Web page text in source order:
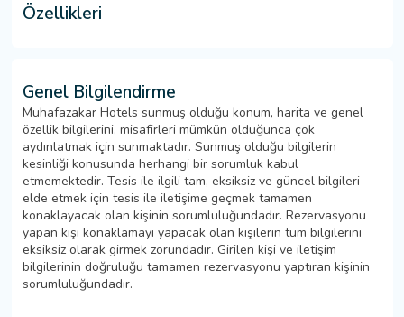
Özellikleri
Genel Bilgilendirme
Muhafazakar Hotels sunmuş olduğu konum, harita ve genel
özellik bilgilerini, misafirleri mümkün olduğunca çok
aydınlatmak için sunmaktadır. Sunmuş olduğu bilgilerin
kesinliği konusunda herhangi bir sorumluk kabul
etmemektedir. Tesis ile ilgili tam, eksiksiz ve güncel bilgileri
elde etmek için tesis ile iletişime geçmek tamamen
konaklayacak olan kişinin sorumluluğundadır. Rezervasyonu
yapan kişi konaklamayı yapacak olan kişilerin tüm bilgilerini
eksiksiz olarak girmek zorundadır. Girilen kişi ve iletişim
bilgilerinin doğruluğu tamamen rezervasyonu yaptıran kişinin
sorumluluğundadır.